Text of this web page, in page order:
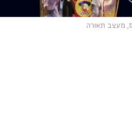
מעצב תאורה